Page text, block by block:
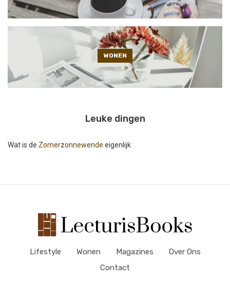
WONEN
Leuke dingen
Wat is de Zomerzonnewende eigenlijk
Lifestyle Wonen Magazines
Over Ons
Contact